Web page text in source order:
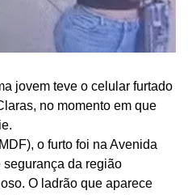
jovem teve o celular furtado
no momento em que
o furto foi na Avenida
da região
O ladrão que aparece